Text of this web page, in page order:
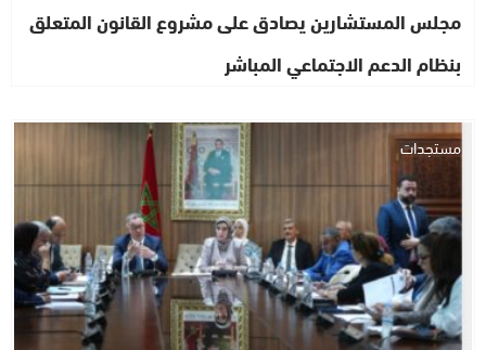
مجلس المستشارين يصادق على مشروع القانون المتعلق
بنظام الدعم الاجتماعي المباشر
مستجدات